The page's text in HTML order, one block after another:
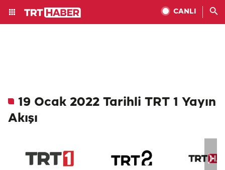
CANLI
19 Ocak 2022 Tarihli TRT 1 Yayın
Akışı